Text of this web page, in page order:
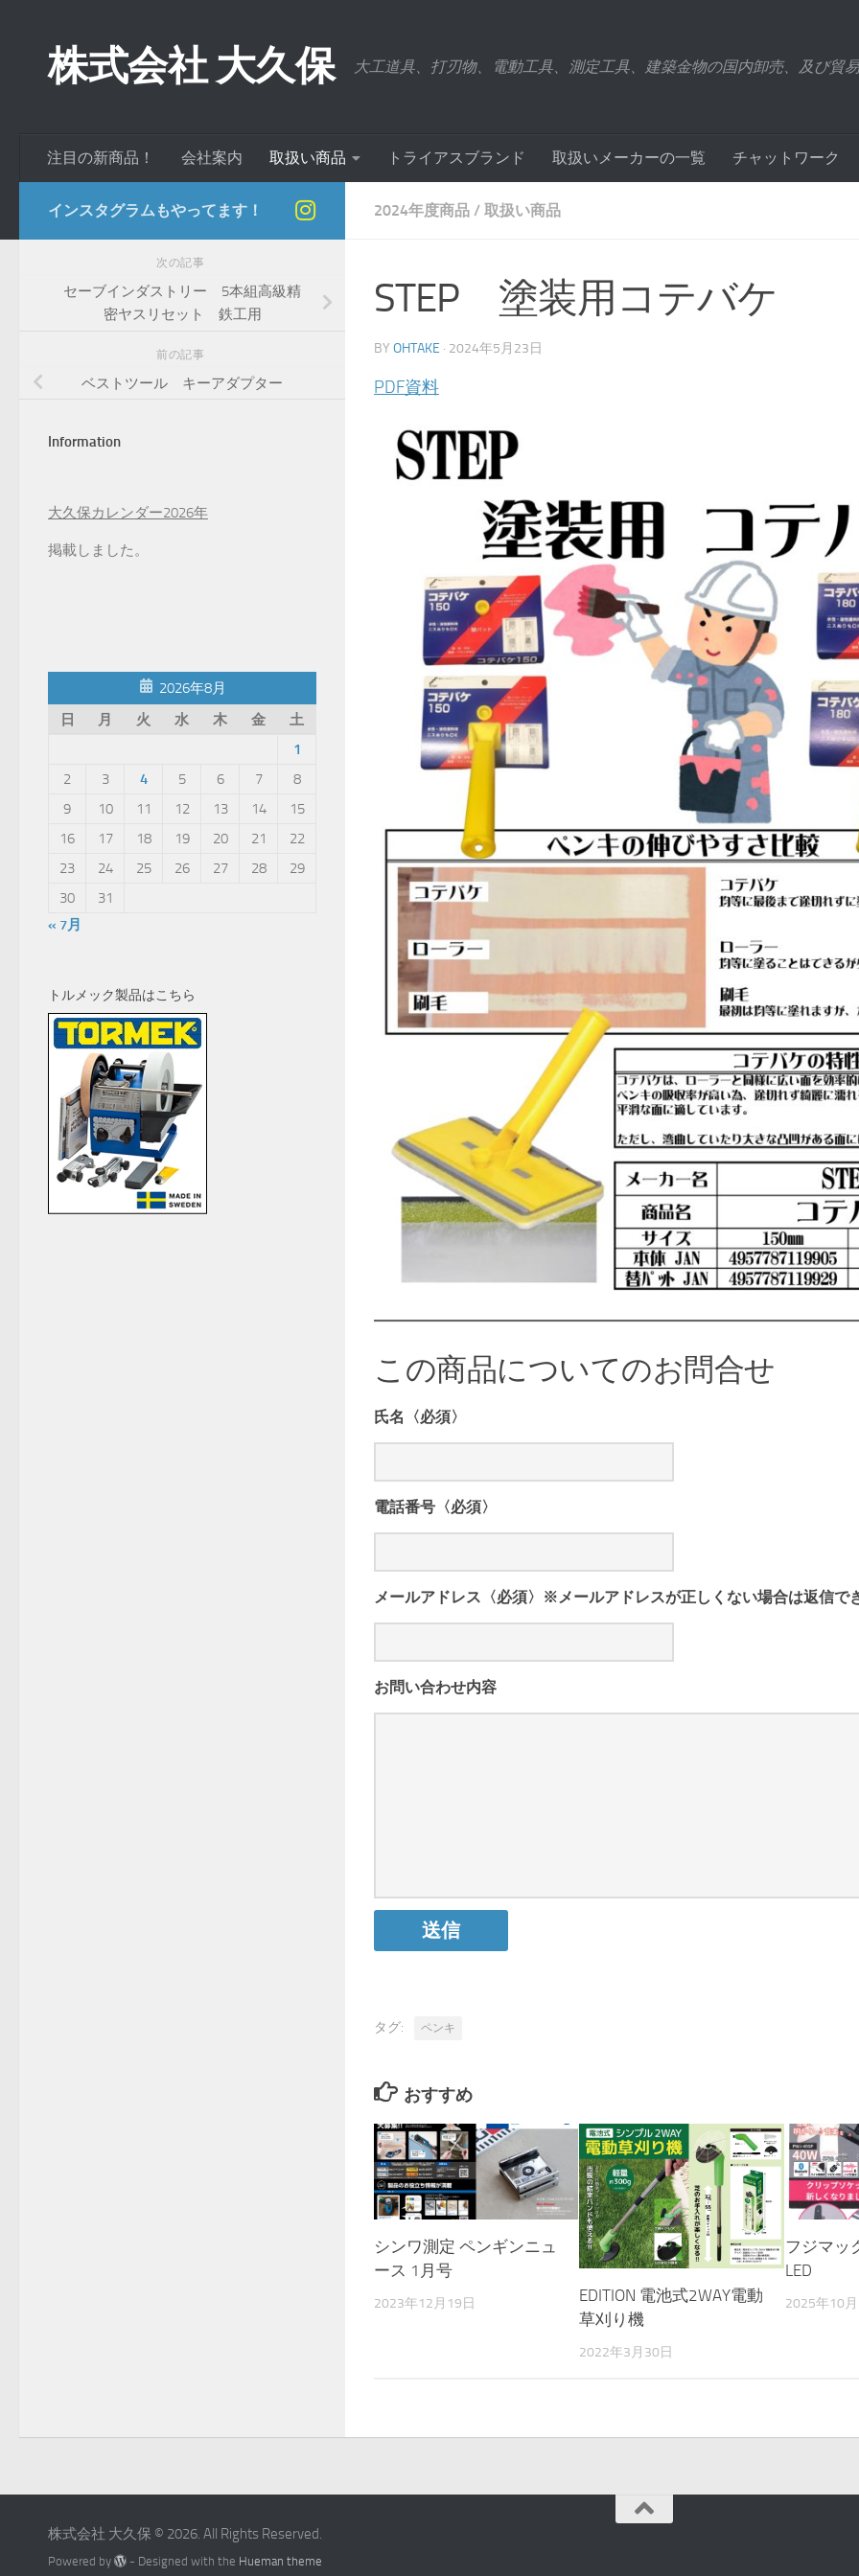
株式会社 大久保 大工道具、打刃物、電動工具、測定工具、建築金物の国内卸売、及び貿
注目の新商品！ 会社案内 取扱い商品 トライアスブランド 取扱いメーカーの一覧 チャットワーク
2024年度商品 / 取扱い商品
STEP 塗装用コテバケ
BY OHTAKE · 2024年5月23日
PDF資料
この商品についてのお問合せ
氏名〈必須〉
電話番号〈必須〉
メールアドレス〈必須〉※メールアドレスが正しくない場合は返信で
お問い合わせ内容
タグ: ペンキ
おすすめ
シンワ測定 ペンギンニュ
ース 1月号
2023年12月19日
EDITION 電池式2WAY電動
草刈り機
2022年3月30日
フジマッ
LED
2025年10
インスタグラムもやってます！
次の記事
セーブインダストリー 5本組高級精
密ヤスリセット 鉄工用
前の記事
ベストツール キーアダプター
Information
大久保カレンダー2026年
掲載しました。
2026年8月
日
月 火 水 木 金
土
1
2
3 4 5 6 7
8
9
10 11 12 13 14
15
16
17 18 19 20 21
22
23
24 25 26 27 28
29
30
31
« 7月
トルメック製品はこちら
株式会社 大久保 © 2026. All Rights Reserved.
Powered by - Designed with the Hueman theme